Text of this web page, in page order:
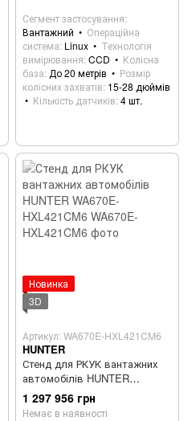
Сегмент застосування
Вантажний
Операційна
система Linux
Технологія
вимірювання CCD
Колісна
база До 20 метрів
Розмір
колісних захватів 15-28 дюймів
Кількість датчиків 4 шт.
Новинка
3D
Артикул: WA670E-HXL421CM6
HUNTER
Стенд для РКУК вантажних
автомобілів HUNTER
WA670E-HXL421CM6
1 297 956 грн
Немає в наявності